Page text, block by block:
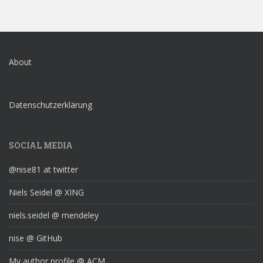
About
Datenschutzerklärung
SOCIAL MEDIA
@nise81 at twitter
Niels Seidel @ XING
niels.seidel @ mendeley
nise @ GitHub